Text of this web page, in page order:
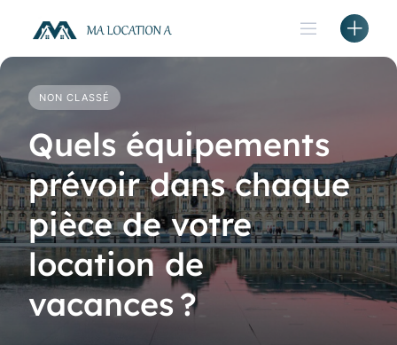
content
NON CLASSÉ
Quels équipements
prévoir dans chaque
pièce de votre
location de
vacances ?